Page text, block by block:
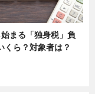
まる「独身税」負
くら？対象者は？